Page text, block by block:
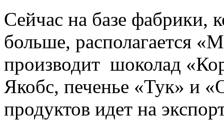
Сейчас на базе фабрики,
больше, располагается
производит шоколад
Якобс, печенье «Тук» и
продуктов идет на